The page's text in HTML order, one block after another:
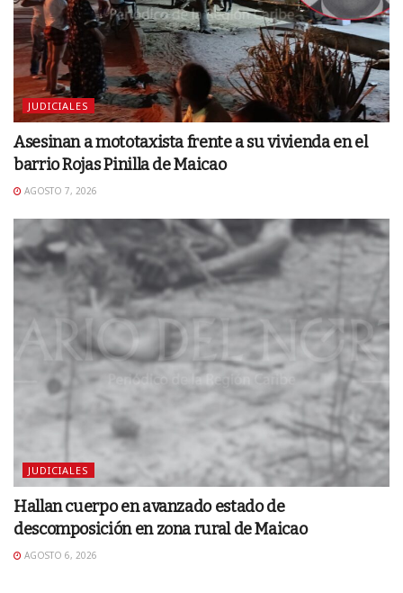
JUDICIALES
Asesinan a mototaxista frente a su vivienda en el
barrio Rojas Pinilla de Maicao
AGOSTO 7, 2026
JUDICIALES
Hallan cuerpo en avanzado estado de
descomposición en zona rural de Maicao
AGOSTO 6, 2026